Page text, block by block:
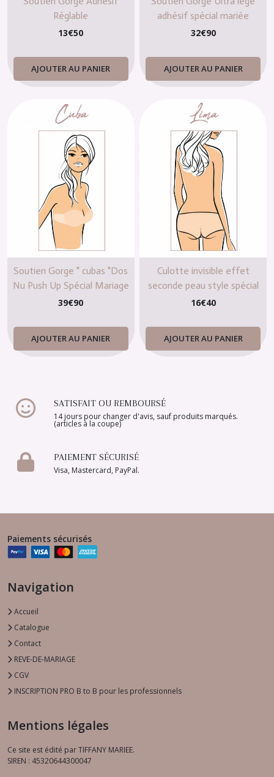
Réglable
13€50
AJOUTER AU PANIER
adhésif spécial mariée
mariage nude
32€90
AJOUTER AU PANIER
Soutien Gorge " cubas "Dos
Nu Push Up Spécial Mariage
pour mariée
39€90
AJOUTER AU PANIER
Culotte invisible effet
seconde peau style spécial
mariage
16€40
AJOUTER AU PANIER
SATISFAIT OU REMBOURSÉ
14 jours pour changer d'avis, sauf produits marqués.
(articles à la coupe)
PAIEMENT SÉCURISÉ
Visa, Mastercard, PayPal.
Paiements sécurisés
Navigation
Accueil
Catalogue
Contact
REVE-DE-MARIAGE
CGV
INSCRIPTION PRO B to B pour les professionnels
Mentions légales
Ce site est édité par TIFFANY MARIEE.
SIREN : 45320644300047